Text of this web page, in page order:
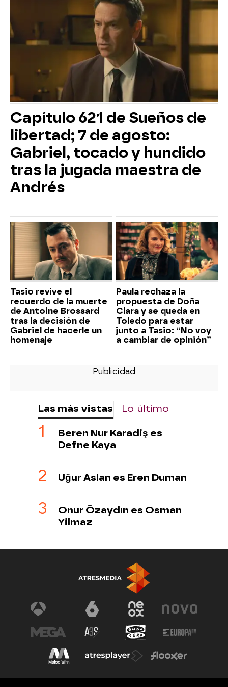
Capítulo 621 de Sueños de
libertad; 7 de agosto:
Gabriel, tocado y hundido
tras la jugada maestra de
Andrés
Tasio revive el
recuerdo de la muerte
de Antoine Brossard
tras la decisión de
Gabriel de hacerle un
homenaje
Paula rechaza la
propuesta de Doña
Clara y se queda en
Toledo para estar
junto a Tasio: “No voy
a cambiar de opinión”
Las más vistas Lo último
Beren Nur Karadiş es
Defne Kaya
Uğur Aslan es Eren Duman
Onur Özaydın es Osman
Yilmaz